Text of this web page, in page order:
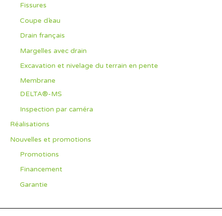
Fissures
Coupe d’eau
Drain français
Margelles avec drain
Excavation et nivelage du terrain en pente
Membrane
DELTA®-MS
Inspection par caméra
Réalisations
Nouvelles et promotions
Promotions
Financement
Garantie